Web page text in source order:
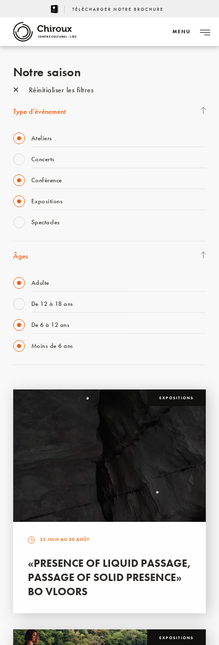
TÉLÉCHARGER NOTRE BROCHURE
CENTRE CULTUREL - LIÈGE
MENU
Notre saison
Réinitialiser les filtres
Type d’événement
Ateliers
Concerts
Conférence
Expositions
Spectacles
Âges
Adulte
De 12 à 18 ans
De 6 à 12 ans
Moins de 6 ans
EXPOSITIONS
25 JUIN AU 30 AOÛT
«PRESENCE OF LIQUID PASSAGE,
PASSAGE OF SOLID PRESENCE»
BO VLOORS
EXPOSITIONS